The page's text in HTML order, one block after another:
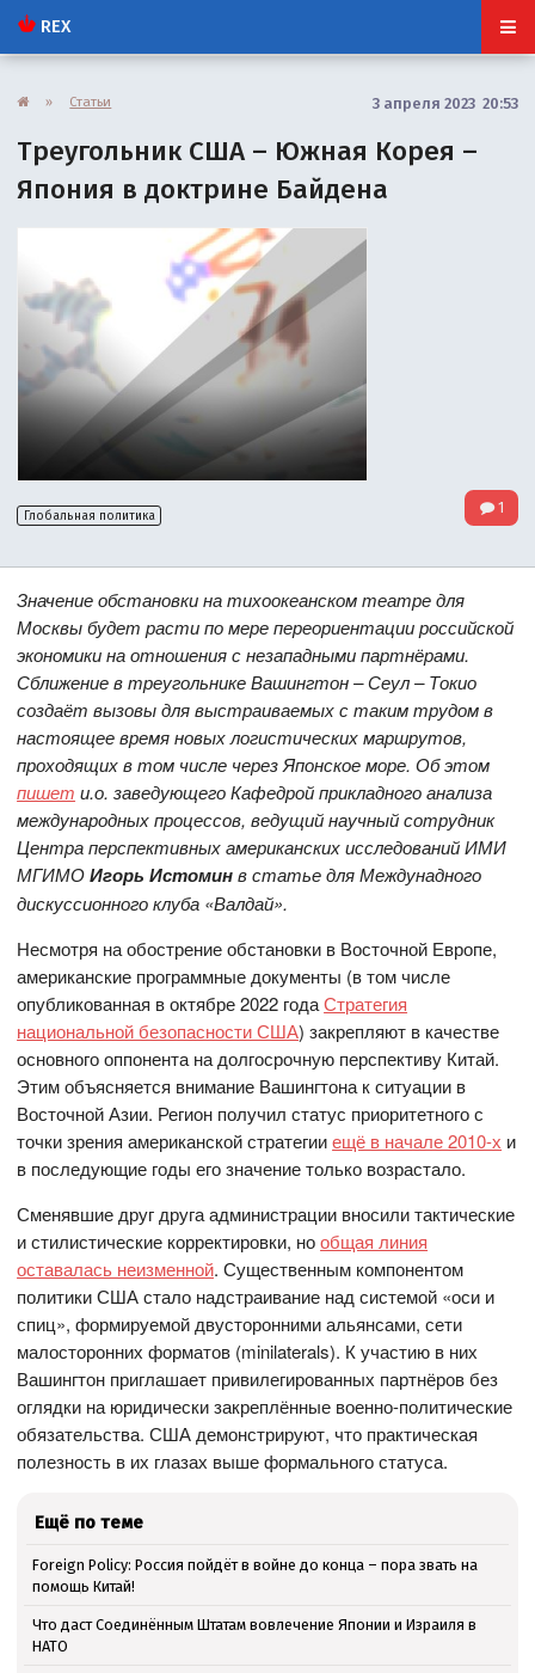
REX
» Статьи 3 апреля 2023 20:53
Треугольник США – Южная Корея –
Япония в доктрине Байдена
Глобальная политика 1
Значение обстановки на тихоокеанском театре для
Москвы будет расти по мере переориентации российской
экономики на отношения с незападными партнёрами.
Сближение в треугольнике Вашингтон – Сеул – Токио
создаёт вызовы для выстраиваемых с таким трудом в
настоящее время новых логистических маршрутов,
проходящих в том числе через Японское море. Об этом
пишет и.о. заведующего Кафедрой прикладного анализа
международных процессов, ведущий научный сотрудник
Центра перспективных американских исследований ИМИ
МГИМОИгорь Истоминв статье для Междунадного
дискуссионного клуба «Валдай».
Несмотря на обострение обстановки в Восточной Европе,
американские программные документы (в том числе
опубликованная в октябре 2022 годаСтратегия
национальной безопасности США) закрепляют в качестве
основного оппонента на долгосрочную перспективу Китай.
Этим объясняется внимание Вашингтона к ситуации в
Восточной Азии. Регион получил статус приоритетного с
точки зрения американской стратегииещё в начале 2010-х и
в последующие годы его значение только возрастало.
Сменявшие друг друга администрации вносили тактические
и стилистические корректировки, нообщая линия
оставалась неизменной. Существенным компонентом
политики США стало надстраивание над системой «оси и
спиц», формируемой двусторонними альянсами, сети
малосторонних форматов (minilaterals). К участию в них
Вашингтон приглашает привилегированных партнёров без
оглядки на юридически закреплённые военно-политические
обязательства. США демонстрируют, что практическая
полезность в их глазах выше формального статуса.
Ещё по теме
Foreign Policy: Россия пойдёт в войне до конца – пора звать на
помощь Китай!
Что даст Соединённым Штатам вовлечение Японии и Израиля в
НАТО